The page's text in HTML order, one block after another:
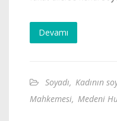
Devamı
Soyadı, Kadının
Mahkemesi, Medeni